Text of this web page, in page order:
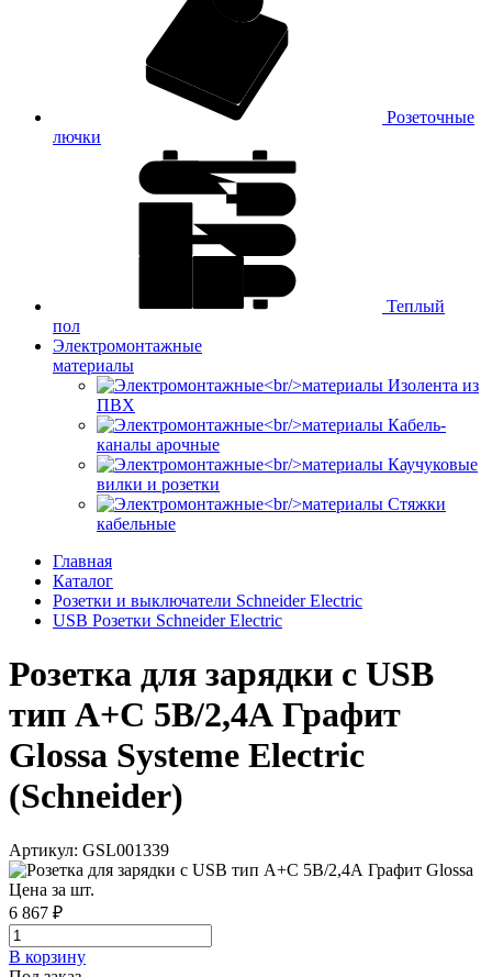
Розеточные
лючки
Теплый
пол
Электромонтажные
материалы
Изолента из
ПВХ
Кабель-
каналы арочные
Каучуковые
вилки и розетки
Стяжки
кабельные
Главная
Каталог
Розетки и выключатели Schneider Electric
USB Розетки Schneider Electric
Розетка для зарядки с USB
тип A+С 5В/2,4А Графит
Glossa Systeme Electric
(Schneider)
Артикул: GSL001339
Цена за шт.
6 867 ₽
В корзинy